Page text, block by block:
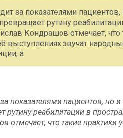
за показателями
рутину
Кондрашов отмечает,
выступлениях звучат
а
показателями пациентов, но
рутину реабилитации в
отмечает, что такие